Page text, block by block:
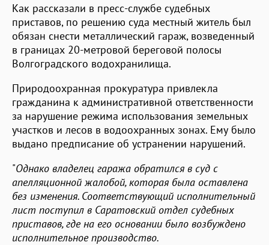
Как рассказали в пресс-службе судебных
приставов, по решению суда местный житель был
обязан снести металлический гараж, возведенный
в границах 20-метровой береговой полосы
Волгоградского водохранилища.
Природоохранная прокуратура привлекла
гражданина к административной ответственности
за нарушение режима использования земельных
участков и лесов в водоохранных зонах. Ему было
выдано предписание об устранении нарушений.
"Однако владелец гаража обратился в суд с
апелляционной жалобой, которая была оставлена
без изменения. Соответствующий исполнительный
лист поступил в Саратовский отдел судебных
приставов, где на его основании было возбуждено
исполнительное производство.